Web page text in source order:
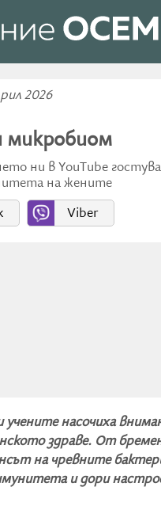
2026
микробиом
ни в YouTube
на жените
Viber
учените насочиха
здраве. От
на чревните
и дори